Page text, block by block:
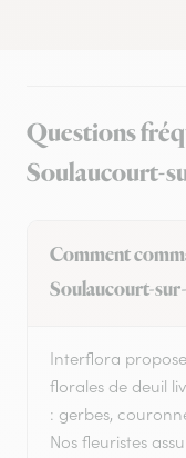
Questions
Soulaucourt-
Comment
Soulaucourt-
Interflora
florales de deuil
: gerbes,
Nos fleuristes